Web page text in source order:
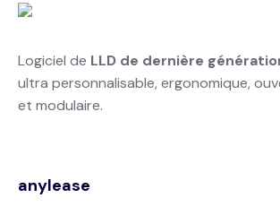
Logiciel de LLD de dernière
ultra personnalisable, ergonomique,
et modulaire.
anylease